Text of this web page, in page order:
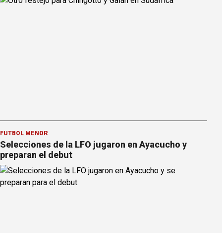
FÚTBOL MENOR
Selecciones de la LFO jugaron en Ayacucho y
preparan el debut